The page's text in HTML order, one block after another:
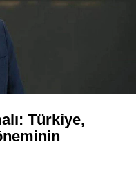
Türkiye,